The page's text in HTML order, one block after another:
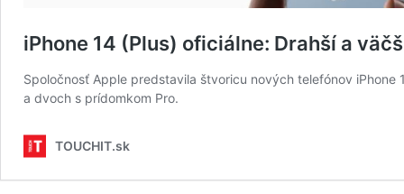
iPhone 14 (Plus) oficiálne: Drahší a
Spoločnosť Apple predstavila štvoricu nových telefónov
a dvoch s prídomkom Pro.
TOUCHIT.sk